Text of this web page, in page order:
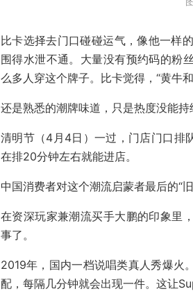
比卡选择去门口碰碰运气，像他一样
围得水泄不通。大量没有预约码的粉
么多人穿这个牌子。比卡觉得，“黄牛
还是熟悉的潮牌味道，只是热度没能持
清明节（4月4日）一过，门店门口排
在排20分钟左右就能进店。
中国消费者对这个潮流启蒙者最后的“
在资深玩家兼潮流买手大鹏的印象里
事了。
2019年，国内一档说唱类真人秀爆火
配，每隔几分钟就会出现一件。这让